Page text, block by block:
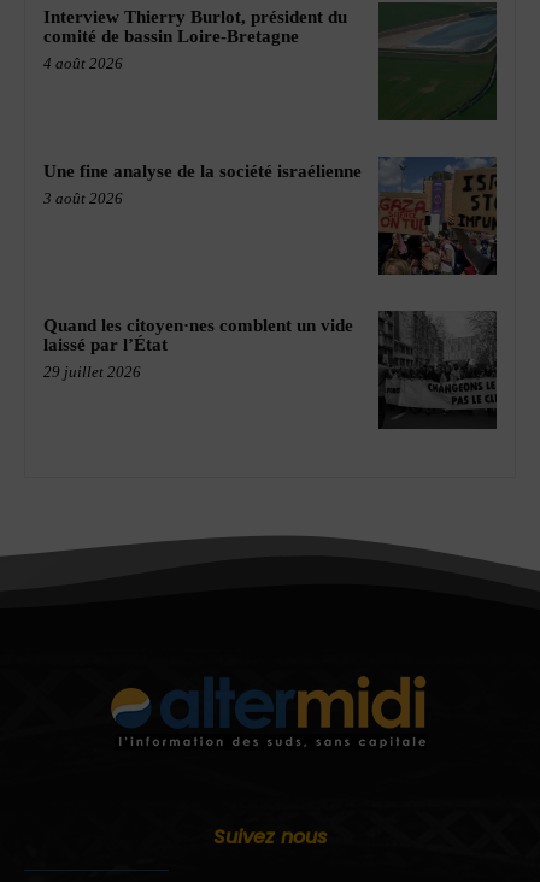
Interview Thierry Burlot, président du
comité de bassin Loire-Bretagne
4 août 2026
Une fine analyse de la société israélienne
3 août 2026
Quand les citoyen·nes comblent un vide
laissé par l’État
29 juillet 2026
Suivez nous